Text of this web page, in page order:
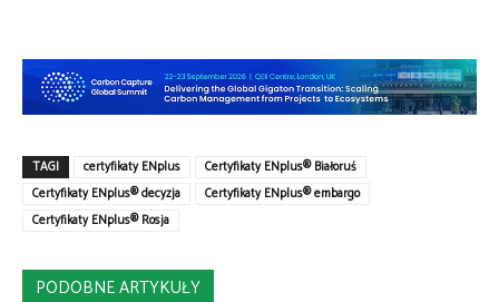
TAGI certyfikaty ENplus
Certyfikaty ENplus® Białoruś
Certyfikaty ENplus® decyzja
Certyfikaty ENplus® embargo
Certyfikaty ENplus® Rosja
PODOBNE ARTYKUŁY